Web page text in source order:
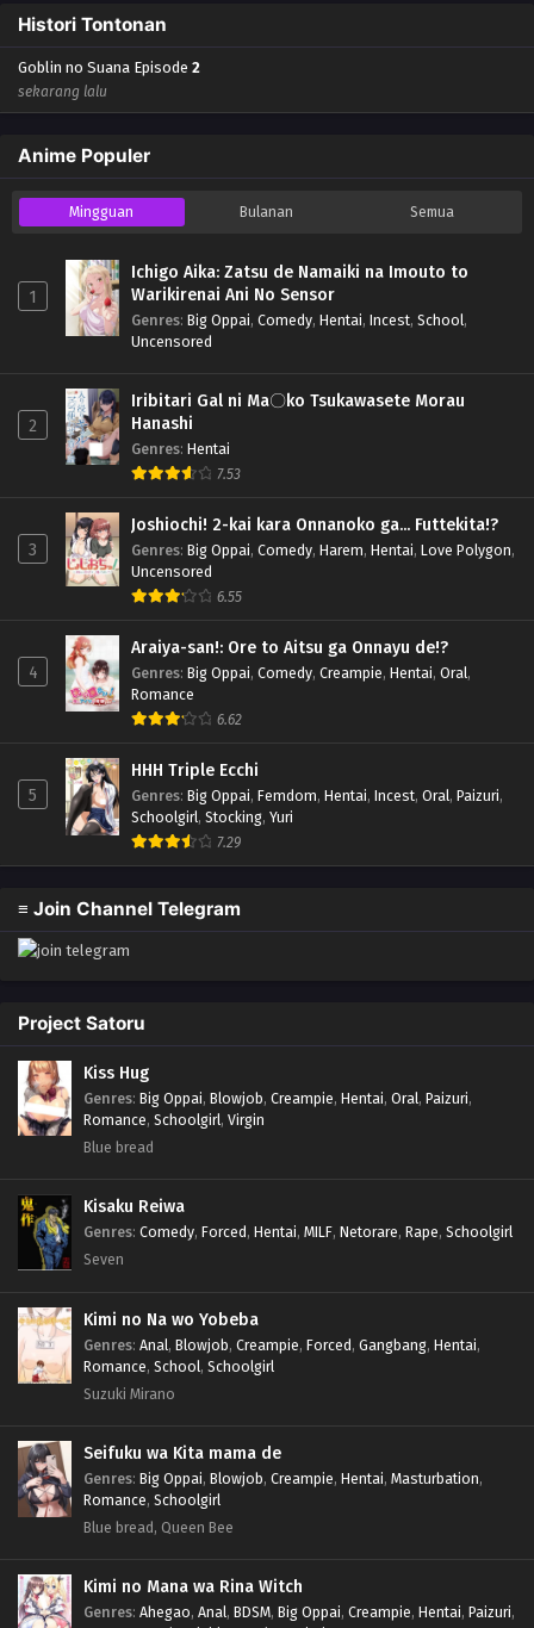
Histori Tontonan
Goblin no Suana Episode 2
sekarang lalu
Anime Populer
Mingguan Bulanan Semua
1
Ichigo Aika: Zatsu de Namaiki na Imouto to
Warikirenai Ani No Sensor
Genres: Big Oppai, Comedy, Hentai, Incest, School,
Uncensored
2
Iribitari Gal ni Ma〇ko Tsukawasete Morau
Hanashi
Genres: Hentai
7.53
3
Joshiochi! 2-kai kara Onnanoko ga... Futtekita!?
Genres: Big Oppai, Comedy, Harem, Hentai, Love Polygon,
Uncensored
6.55
4
Araiya-san!: Ore to Aitsu ga Onnayu de!?
Genres: Big Oppai, Comedy, Creampie, Hentai, Oral,
Romance
6.62
5
HHH Triple Ecchi
Genres: Big Oppai, Femdom, Hentai, Incest, Oral, Paizuri,
Schoolgirl, Stocking, Yuri
7.29
≡ Join Channel Telegram
Project Satoru
Kiss Hug
Genres: Big Oppai, Blowjob, Creampie, Hentai, Oral, Paizuri,
Romance, Schoolgirl, Virgin
Blue bread
Kisaku Reiwa
Genres: Comedy, Forced, Hentai, MILF, Netorare, Rape, Schoolgirl
Seven
Kimi no Na wo Yobeba
Genres: Anal, Blowjob, Creampie, Forced, Gangbang, Hentai,
Romance, School, Schoolgirl
Suzuki Mirano
Seifuku wa Kita mama de
Genres: Big Oppai, Blowjob, Creampie, Hentai, Masturbation,
Romance, Schoolgirl
Blue bread, Queen Bee
Kimi no Mana wa Rina Witch
Genres: Ahegao, Anal, BDSM, Big Oppai, Creampie, Hentai, Paizuri,